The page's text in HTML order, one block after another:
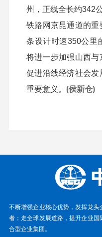
州，正线全长约342
铁路网京昆通道的
条设计时速350公里
将进一步加强山西
促进沿线经济社会
重要意义。 (侯新仓)
不断增强企业核心优势，发挥龙
者；走全球发展道路，提升企业
合型企业集团。